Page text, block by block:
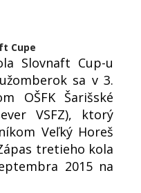
Cupe
Slovnaft Cup-u
sa v 3.
OŠFK Šarišské
VSFZ), ktorý
Veľký Horeš
tretieho kola
2015 na